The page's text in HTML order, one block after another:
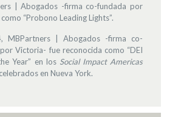
| Abogados -firma co-fundada por
“Probono Leading Lights”.
MBPartners | Abogados -firma co-
Victoria- fue reconocida como “DEI
Year” en los Social Impact Americas
en Nueva York.